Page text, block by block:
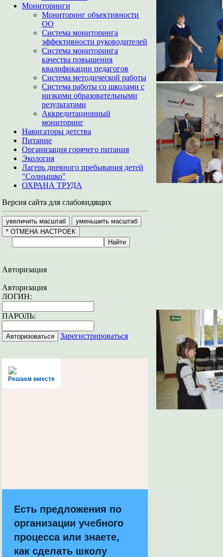
Мониторинги
Мониторинг объективности
ОО
Система мониторинга
эффективности руководителей
Система мониторинга
качества повышения
квалификации педагогов
Система методической работы
Система работы со школами с
низкими образовательными
результатами
Аккредитационный
мониторинг
Навигаторы детства
Питание
Организация горячего питания
Экология
Лагерь дневного пребывания детей
"Солнышко"
ОХРАНА ТРУДА
Версия сайта для слабовидящих
Авторизация
Авторизация
ЛОГИН:
ПАРОЛЬ:
Зарегистрироваться
Решаем вместе
Есть предложения по
организации учебного
процесса или знаете,
как сделать школу